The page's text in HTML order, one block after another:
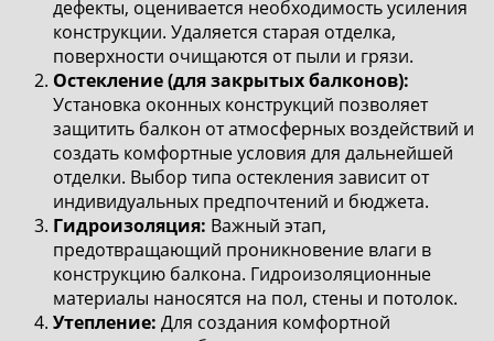
дефекты, оценивается необходимость усиления
конструкции. Удаляется старая отделка,
поверхности очищаются от пыли и грязи.
Остекление (для закрытых балконов):
Установка оконных конструкций позволяет
защитить балкон от атмосферных воздействий и
создать комфортные условия для дальнейшей
отделки. Выбор типа остекления зависит от
индивидуальных предпочтений и бюджета.
Гидроизоляция: Важный этап,
предотвращающий проникновение влаги в
конструкцию балкона. Гидроизоляционные
материалы наносятся на пол, стены и потолок.
Утепление: Для создания комфортной